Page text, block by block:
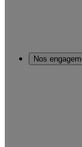
Nos